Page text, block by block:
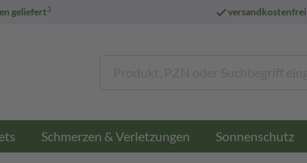
geliefert3 versandkostenfrei
Schmerzen & Verletzungen Sonnenschutz